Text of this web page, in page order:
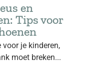
en
Tips voor
je kinderen,
moet breken...